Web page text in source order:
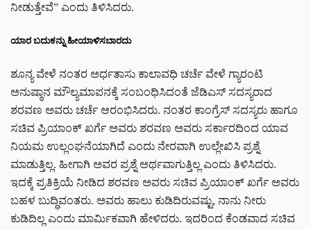
ನೀಡುತ್ತೇವೆ” ಎಂದು ತಿಳಿಸಿದರು.
ಯಾರ ಬದುಕನ್ನು ಹೀಯಾಳಿಸಬಾರದು
ಶೂನ್ಯ ವೇಳೆ ನಂತರ ಅರ್ಧತಾಸು ಕಾಲಾವಧಿ ಚರ್ಚೆ ವೇಳೆ ಗ್ಯಾರಂಟಿ
ಅನುಷ್ಠಾನ ಮೌಲ್ಯಮಾಪನಕ್ಕೆ ಸಂಬಂಧಿಸಿದಂತೆ ಜೆಡಿಎಸ್ ಸದಸ್ಯರಾದ
ಶರವಣ ಅವರು ಚರ್ಚೆ ಆರಂಭಿಸಿದರು. ನಂತರ ಕಾಂಗ್ರೆಸ್ ಸದಸ್ಯರು ಹಾಗೂ
ಸಚಿವ ಪ್ರಿಯಾಂಕ್ ಖರ್ಗೆ ಅವರು ಶರವಣ ಅವರು ಸರ್ಕಾರದಿಂದ ಯಾವ
ನಿಯಮ ಉಲ್ಲಂಘನೆಯಾಗಿದೆ ಎಂದು ನೇರವಾಗಿ ಉಲ್ಲೇಖಿಸಿ ಪ್ರಶ್ನೆ
ಮಾಡುತ್ತಿಲ್ಲ. ಹೀಗಾಗಿ ಅವರ ಪ್ರಶ್ನೆ ಅರ್ಥವಾಗುತ್ತಿಲ್ಲ ಎಂದು ತಿಳಿಸಿದರು.
ಇದಕ್ಕೆ ಪ್ರತಿಕ್ರಿಯೆ ನೀಡಿದ ಶರವಣ ಅವರು ಸಚಿವ ಪ್ರಿಯಾಂಕ್ ಖರ್ಗೆ ಅವರು
ಬಹಳ ಬುದ್ಧಿವಂತರು. ಅವರು ಹಾಲು ಕುಡಿದಿರುವಷ್ಟು, ನಾನು ನೀರು
ಕುಡಿದಿಲ್ಲ ಎಂದು ಮಾರ್ಮಿಕವಾಗಿ ಹೇಳಿದರು. ಇದರಿಂದ ಕೆಂಡವಾದ ಸಚಿವ